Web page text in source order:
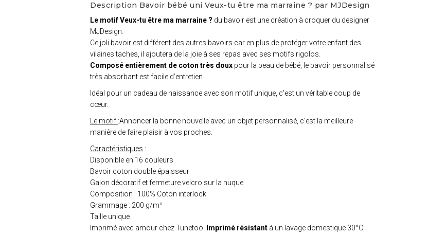
Description Bavoir bébé uni Veux-tu être ma marraine ? par MJDesign
Le motif Veux-tu être ma marraine ? du bavoir est une création à croquer du designer
MJDesign.
Ce joli bavoir est différent des autres bavoirs car en plus de protéger votre enfant des
vilaines taches, il ajoutera de la joie à ses repas avec ses motifs rigolos.
Composé entièrement de coton très doux pour la peau de bébé, le bavoir personnalisé
très absorbant est facile d’entretien.
Idéal pour un cadeau de naissance avec son motif unique, c'est un véritable coup de
cœur.
Le motif :Annoncer la bonne nouvelle avec un objet personnalisé, c’est la meilleure
manière de faire plaisir à vos proches.
Caractéristiques :
Disponible en 16 couleurs
Bavoir coton double épaisseur
Galon décoratif et fermeture velcro sur la nuque
Composition : 100% Coton interlock
Grammage : 200 g/m²
Taille unique
Imprimé avec amour chez Tunetoo.
Imprimé résistant à un lavage domestique 30°C.